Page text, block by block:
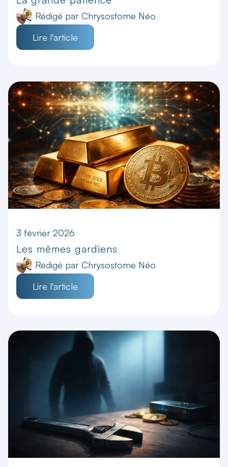
Rédigé par Chrysostome Néo
Lire l'article
3 février 2026
Les mêmes gardiens
Rédigé par Chrysostome Néo
Lire l'article